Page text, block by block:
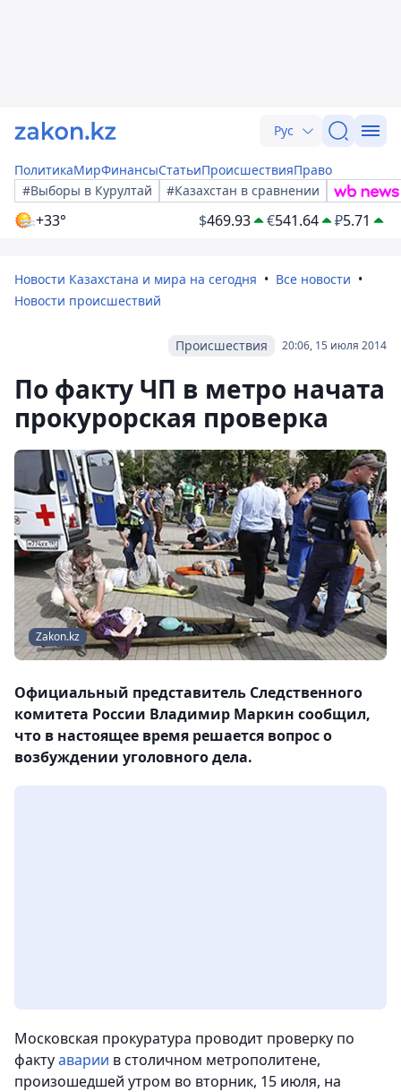
Рус
ПолитикаМирФинансыСтатьиПроисшествияПраво
#Выборы в Курултай
#Казахстан в сравнении
+33° $469.93 €541.64 ₽5.71
Новости Казахстана и мира на сегодня
Все новости
Новости происшествий
20:06, 15 июля 2014
Происшествия
По факту ЧП в метро начата
прокурорская проверка
Zakon.kz
Официальный представитель Следственного
комитета России Владимир Маркин сообщил,
что в настоящее время решается вопрос о
возбуждении уголовного дела.
Московская прокуратура проводит проверку по
фактуаварии в столичном метрополитене,
произошедшей утром во вторник, 15 июля, на